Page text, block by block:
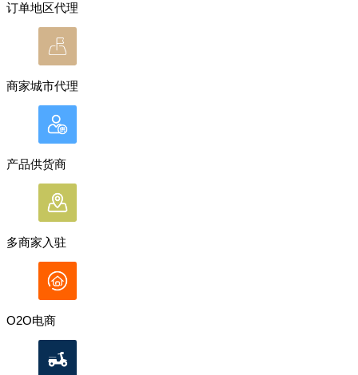
订单地区代理
商家城市代理
产品供货商
多商家入驻
O2O电商